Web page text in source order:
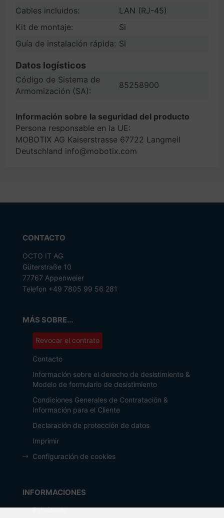
Cables incluidos:
LAN (RJ-45)
Kit de montaje:
Si
Guía de instalación rápida: Si
Datos logísticos
Código de Sistema de
Armomización (SA):
85258900
Información sobre la seguridad del producto
Persona responsable en la UE:
MOBOTIX AG Kaiserstrasse 67722 Langmeil
Deutschland info@mobotix.com
CONTACTO
OCTO IT AG
Güterstraße 10
77767 Appenweier
Telefon +49 7805 99 56 281
MÁS SOBRE...
Revocar el contrato
Contacto
Información sobre el derecho de desistimiento &
Modelo de formulario de desistimiento
Condiciones Generales de Contratación &
Información para el Cliente
Declaración de protección de datos
Imprimir
Configuración de cookies
INFORMACIONES
Fabricante